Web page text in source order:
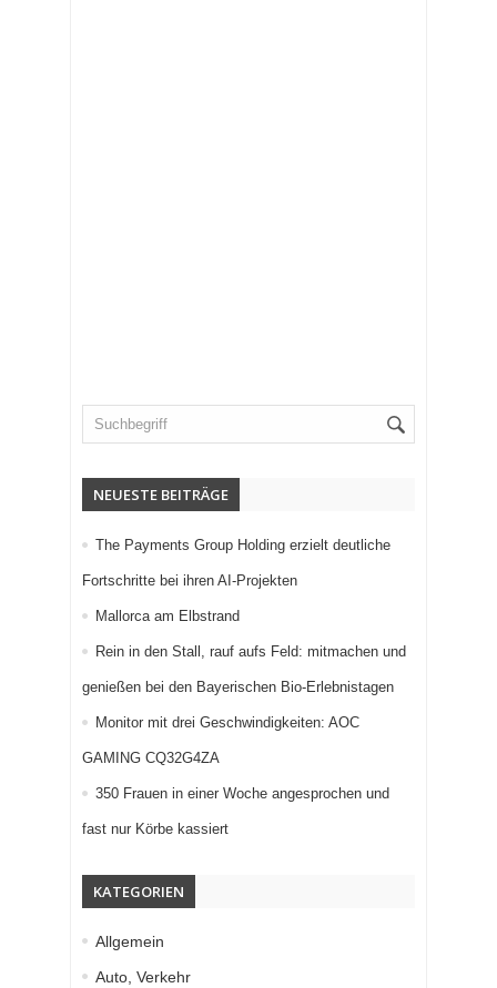
NEUESTE BEITRÄGE
The Payments Group Holding erzielt deutliche
Fortschritte bei ihren AI-Projekten
Mallorca am Elbstrand
Rein in den Stall, rauf aufs Feld: mitmachen und
genießen bei den Bayerischen Bio-Erlebnistagen
Monitor mit drei Geschwindigkeiten: AOC
GAMING CQ32G4ZA
350 Frauen in einer Woche angesprochen und
fast nur Körbe kassiert
KATEGORIEN
Allgemein
Auto, Verkehr